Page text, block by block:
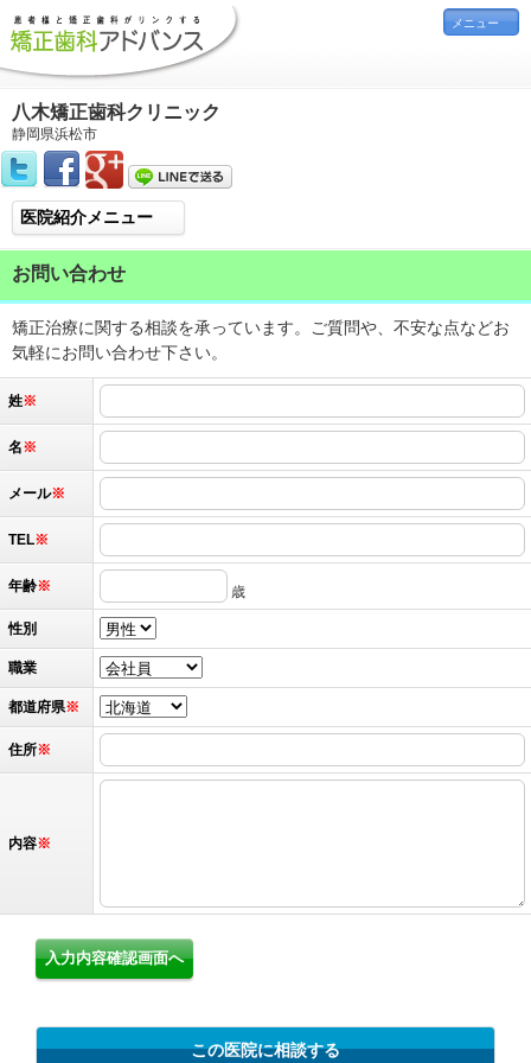
メニュー
八木矯正歯科クリニック
静岡県浜松市
医院紹介メニュー
お問い合わせ
矯正治療に関する相談を承っています。ご質問や、不安な点などお
気軽にお問い合わせ下さい。
姓※
名※
メール※
TEL※
年齢※ 歳
性別
職業
都道府県※
住所※
内容※
この医院に相談する